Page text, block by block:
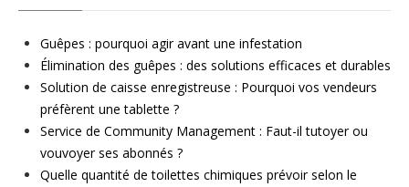
Guêpes : pourquoi agir avant une infestation
Élimination des guêpes : des solutions efficaces et durables
Solution de caisse enregistreuse : Pourquoi vos vendeurs
préfèrent une tablette ?
Service de Community Management : Faut-il tutoyer ou
vouvoyer ses abonnés ?
Quelle quantité de toilettes chimiques prévoir selon le